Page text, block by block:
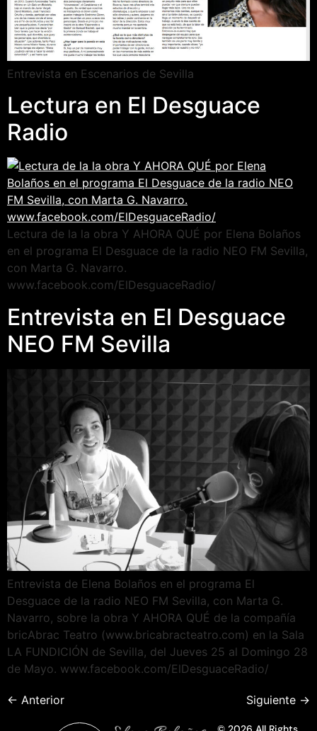
Entrevista en Escenarios de Sevilla
Lectura en El Desguace
Radio
Lectura de la la obra Y AHORA QUÉ por Elena Bolaños
en el programa El Desguace de la radio NEO FM Sevilla,
con Marta G. Navarro.
www.facebook.com/ElDesguaceRadio/
Entrevista en El Desguace
NEO FM Sevilla
Entrevista de Elena Bolaños en el programa El
Desguace de la radio NEO FM Sevilla, con Marta G.
Navarro, sobre la obra Y AHORA QUÉ de la compañía
bricAbrac Teatro (www.bricabracteatro.com) en la Sala
LA FUNDICIÓN de Sevilla, del Jueves 25 al Domingo 28
de Mayo. www.facebook.com/ElDesguaceRadio/
← Anterior Siguiente →